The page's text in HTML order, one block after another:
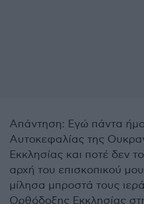
Απάντηση: Εγώ πάντα
Αυτοκεφαλίας της
Εκκλησίας και ποτέ δεν
αρχή του επισκοπικού
μίλησα μπροστά τους
Ορθόδοξης Εκκλησίας